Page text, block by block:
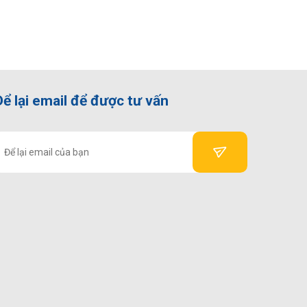
lại email để được tư vấn